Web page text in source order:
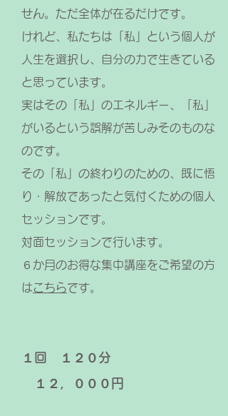
せん。ただ全体が在るだけです。
けれど、私たちは「私」という個人が
人生を選択し、自分の力で生きている
と思っています。
実はその「私」のエネルギー、「私」
がいるという誤解が苦しみそのものな
のです。
その「私」の終わりのための、既に悟
り・解放であったと気付くための個人
セッションです。
​対面セッションで行います。
６か月のお得な集中講座をご希望の方
はこちらです。
１回 １２０ 分
１２，０００ 円